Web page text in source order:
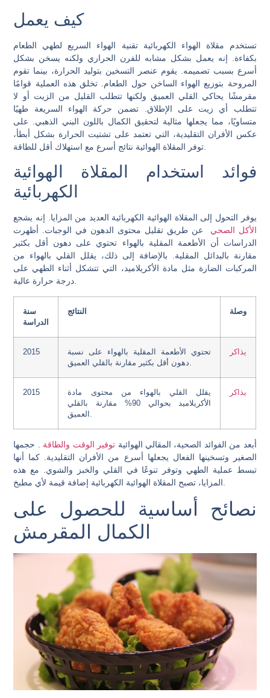
كيف يعمل
تستخدم مقلاة الهواء الكهربائية تقنية الهواء السريع لطهي الطعام
بكفاءة. إنه يعمل بشكل مشابه للفرن الحراري ولكنه يسخن بشكل
أسرع بسبب تصميمه. يقوم عنصر التسخين بتوليد الحرارة، بينما تقوم
المروحة بتوزيع الهواء الساخن حول الطعام. تخلق هذه العملية قوامًا
مقرمشًا يحاكي القلي العميق ولكنها تتطلب القليل من الزيت أو لا
تتطلب أي زيت على الإطلاق. تضمن حركة الهواء السريعة طهيًا
متساويًا، مما يجعلها مثالية لتحقيق الكمال باللون البني الذهبي. على
عكس الأفران التقليدية، التي تعتمد على تشتيت الحرارة بشكل أبطأ،
فوائد استخدام المقلاة الهوائية
الكهربائية
يوفر التحول إلى المقلاة الهوائية الكهربائية العديد من المزايا. إنه يشجع
الأكل الصحي
عن طريق تقليل محتوى الدهون في الوجبات. أظهرت
الدراسات أن الأطعمة المقلية بالهواء تحتوي على دهون أقل بكثير
مقارنة بالبدائل المقلية. بالإضافة إلى ذلك، يقلل القلي بالهواء من
المركبات الضارة مثل مادة الأكريلاميد، التي تتشكل أثناء الطهي على
سنة
الدراسة
النتائج وصلة
2015
تحتوي الأطعمة المقلية بالهواء على نسبة
يذاكر
2015
يقلل القلي بالهواء من محتوى مادة
الأكريلاميد بحوالي 90% مقارنة بالقلي
يذاكر
أبعد من الفوائد الصحية، المقالي الهوائية توفير الوقت والطاقة
. حجمها
الصغير وتسخينها الفعال يجعلها أسرع من الأفران التقليدية. كما أنها
تبسط عملية الطهي وتوفر تنوعًا في القلي والخبز والشوي. مع هذه
نصائح أساسية للحصول على
الكمال المقرمش